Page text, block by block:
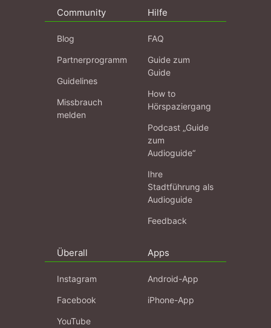
Community
Blog
Partnerprogramm
Guidelines
Missbrauch
melden
Hilfe
FAQ
Guide zum
Guide
How to
Hörspaziergang
Podcast „Guide
zum
Audioguide“
Ihre
Stadtführung als
Audioguide
Feedback
Überall
Instagram
Facebook
YouTube
Apps
Android-App
iPhone-App